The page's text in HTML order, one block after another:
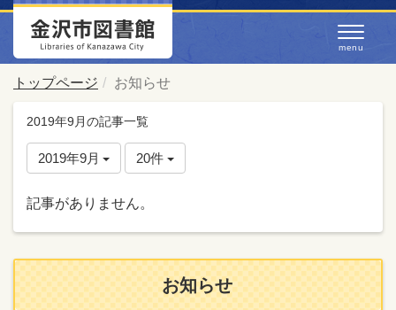
トップページ お知らせ
2019年9月の記事一覧
2019年9月 20件
記事がありません。
お知らせ